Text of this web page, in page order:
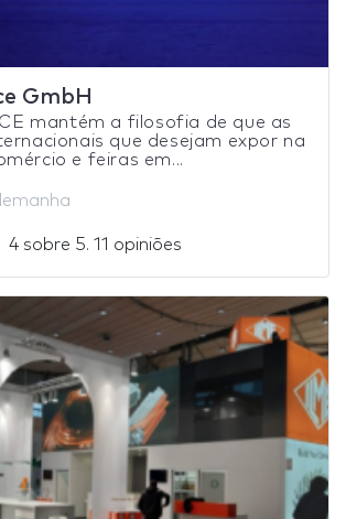
GmbH
mantém a filosofia de que as
que desejam expor na
e feiras em...
4 sobre 5. 11 opiniões